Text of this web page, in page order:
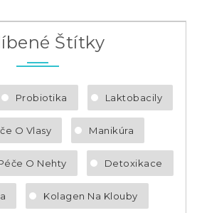
Štítky
Probiotika Laktobacily
O Vlasy Manikúra
O Nehty Detoxikace
Kolagen Na Klouby